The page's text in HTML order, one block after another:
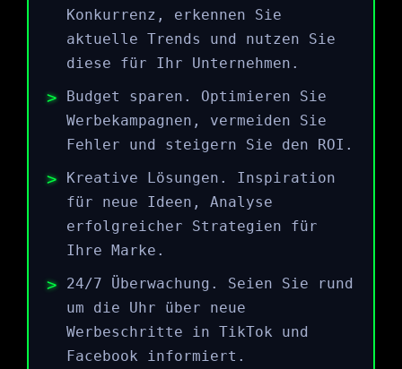
Konkurrenz, erkennen Sie
aktuelle Trends und nutzen Sie
diese für Ihr Unternehmen.
Budget sparen. Optimieren Sie
Werbekampagnen, vermeiden Sie
Fehler und steigern Sie den ROI.
Kreative Lösungen. Inspiration
für neue Ideen, Analyse
erfolgreicher Strategien für
Ihre Marke.
24/7 Überwachung. Seien Sie rund
um die Uhr über neue
Werbeschritte in TikTok und
Facebook informiert.